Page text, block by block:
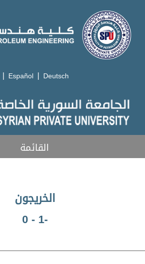
| Español | Deutsch
القائمة
الخريجون
-1 - 0